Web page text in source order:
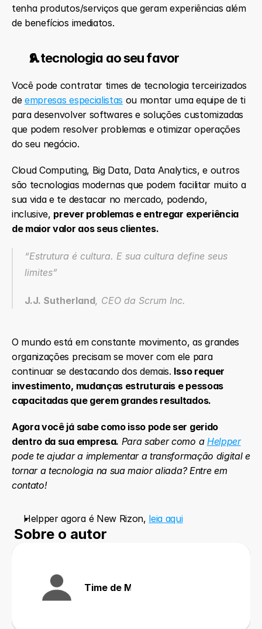
tenha produtos/serviços que geram experiências além
de benefícios imediatos.
A tecnologia ao seu favor
Você pode contratar times de tecnologia terceirizados
de empresas especialistas ou montar uma equipe de ti
para desenvolver softwares e soluções customizadas
que podem resolver problemas e otimizar operações
do seu negócio.
Cloud Computing, Big Data, Data Analytics, e outros
são tecnologias modernas que podem facilitar muito a
sua vida e te destacar no mercado, podendo,
inclusive, prever problemas e entregar experiência
de maior valor aos seus clientes.
“Estrutura é cultura. E sua cultura define seus
limites”
J.J. Sutherland, CEO da Scrum Inc.
O mundo está em constante movimento, as grandes
organizações precisam se mover com ele para
continuar se destacando dos demais. Isso requer
investimento, mudanças estruturais e pessoas
capacitadas que gerem grandes resultados.
Agora você já sabe como isso pode ser gerido
dentro da sua empresa. Para saber como a Helpper
pode te ajudar a implementar a transformação digital e
tornar a tecnologia na sua maior aliada? Entre em
contato!
Helpper agora é New Rizon, leia aqui
Sobre o autor
Time de Marketing